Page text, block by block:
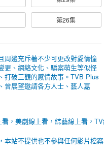
第26集
周邊充斥著不少可更改對愛情憧
更、網絡文化、騙案萌生等似怪
打破三觀的感情故事。TVB Plus
曾展望邀請各方人士、藝人嘉
，美劇線上看，綜藝線上看，
本站不提供也不參與任何影片檔